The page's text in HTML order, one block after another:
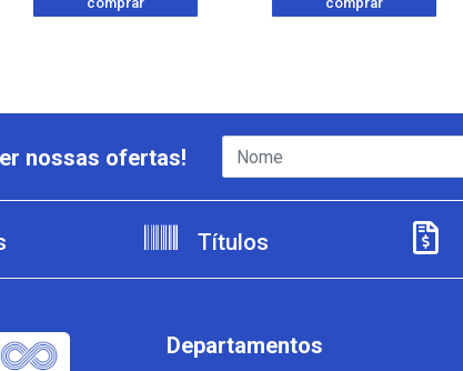
nossas ofertas!
Títulos
Departamentos